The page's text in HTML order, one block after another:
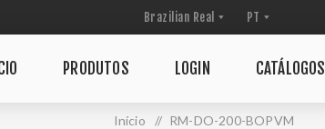
PRODUTOS LOGIN CATÁLOGOS
Início / RM-DO-200-BOPVM